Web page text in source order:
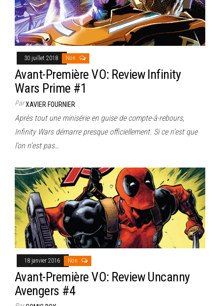
30 juillet 2018 Non
Avant-Première VO: Review Infinity
Wars Prime #1
ParXAVIER FOURNIER
Après tout une minisérie en guise de compte-à-rebours,
Infinity Wars démarre presque officiellement. Si ce n’est que
l’on n’est pas…
18 janvier 2016 Non
Avant-Première VO: Review Uncanny
Avengers #4